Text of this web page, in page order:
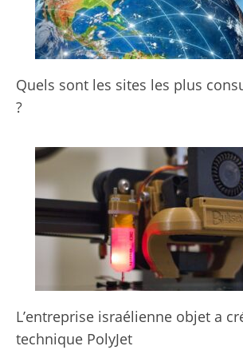
Quels sont les sites les plus
?
L’entreprise israélienne objet a
technique PolyJet